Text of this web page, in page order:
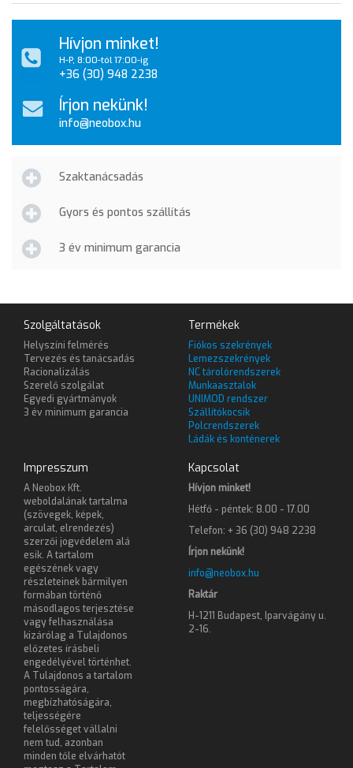
Hívjon minket!
H-P, 8:00-tól 17:00-ig
+36 (30) 948 2238
Írjon nekünk!
info@neobox.hu
Szaktanácsadás
Gyors és pontos szállítás
3 év minimum garancia
Szolgáltatások
Helyszíni felmérés
Tervezés és tanácsadás
Racionalizálás
Szerelő szolgálat
Egyedi gyártmányok
3 év minimum garancia
Termékek
Fiókos szekrények
Lemezszekrények
NC tárolórendszerek
Munkaasztalok
UNIMOD rendszer
Szállítókocsik
Polcrendszerek
Ládák és konténerek
Impresszum
A Neobox Kft.
weboldalának tartalma
(szövegek, képek,
arculat, elrendezés)
szerzői jogvédelem alá
esik. A tartalom
egészének vagy
részleteinek bármilyen
formában történő
másodlagos terjesztése
vagy felhasználása
kizárólag a Tulajdonos
előzetes írásbeli
engedélyével történhet.
A Tulajdonos a tartalom
pontosságára,
megbízhatóságára,
teljességére
felelősséget vállalni
nem tud, azonban
minden tőle elvárhatót
Kapcsolat
Hívjon minket!
Hétfő - péntek: 8.00 - 17.00
Telefon: + 36 (30) 948 2238
Írjon nekünk!
info@neobox.hu
Raktár
H-1211 Budapest, Iparvágány u.
2-16.